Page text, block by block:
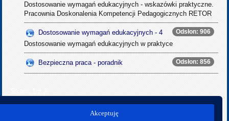
Dostosowanie wymagań edukacyjnych - wskazówki praktyczne.
Pracownia Doskonalenia Kompetencji Pedagogicznych RETOR
Odsłon: 906
Dostosowanie wymagań edukacyjnych - 4
Dostosowanie wymagań edukacyjnych w praktyce
Odsłon: 856
Bezpieczna praca - poradnik
Strona 1 z 2
2 nast.
Akceptuję